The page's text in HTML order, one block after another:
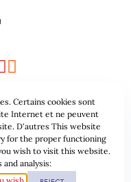
Cookies
Certains cookies sont
Internet et ne peuvent
D'autres This website
for the proper functioning
wish to visit this website.
analysis: